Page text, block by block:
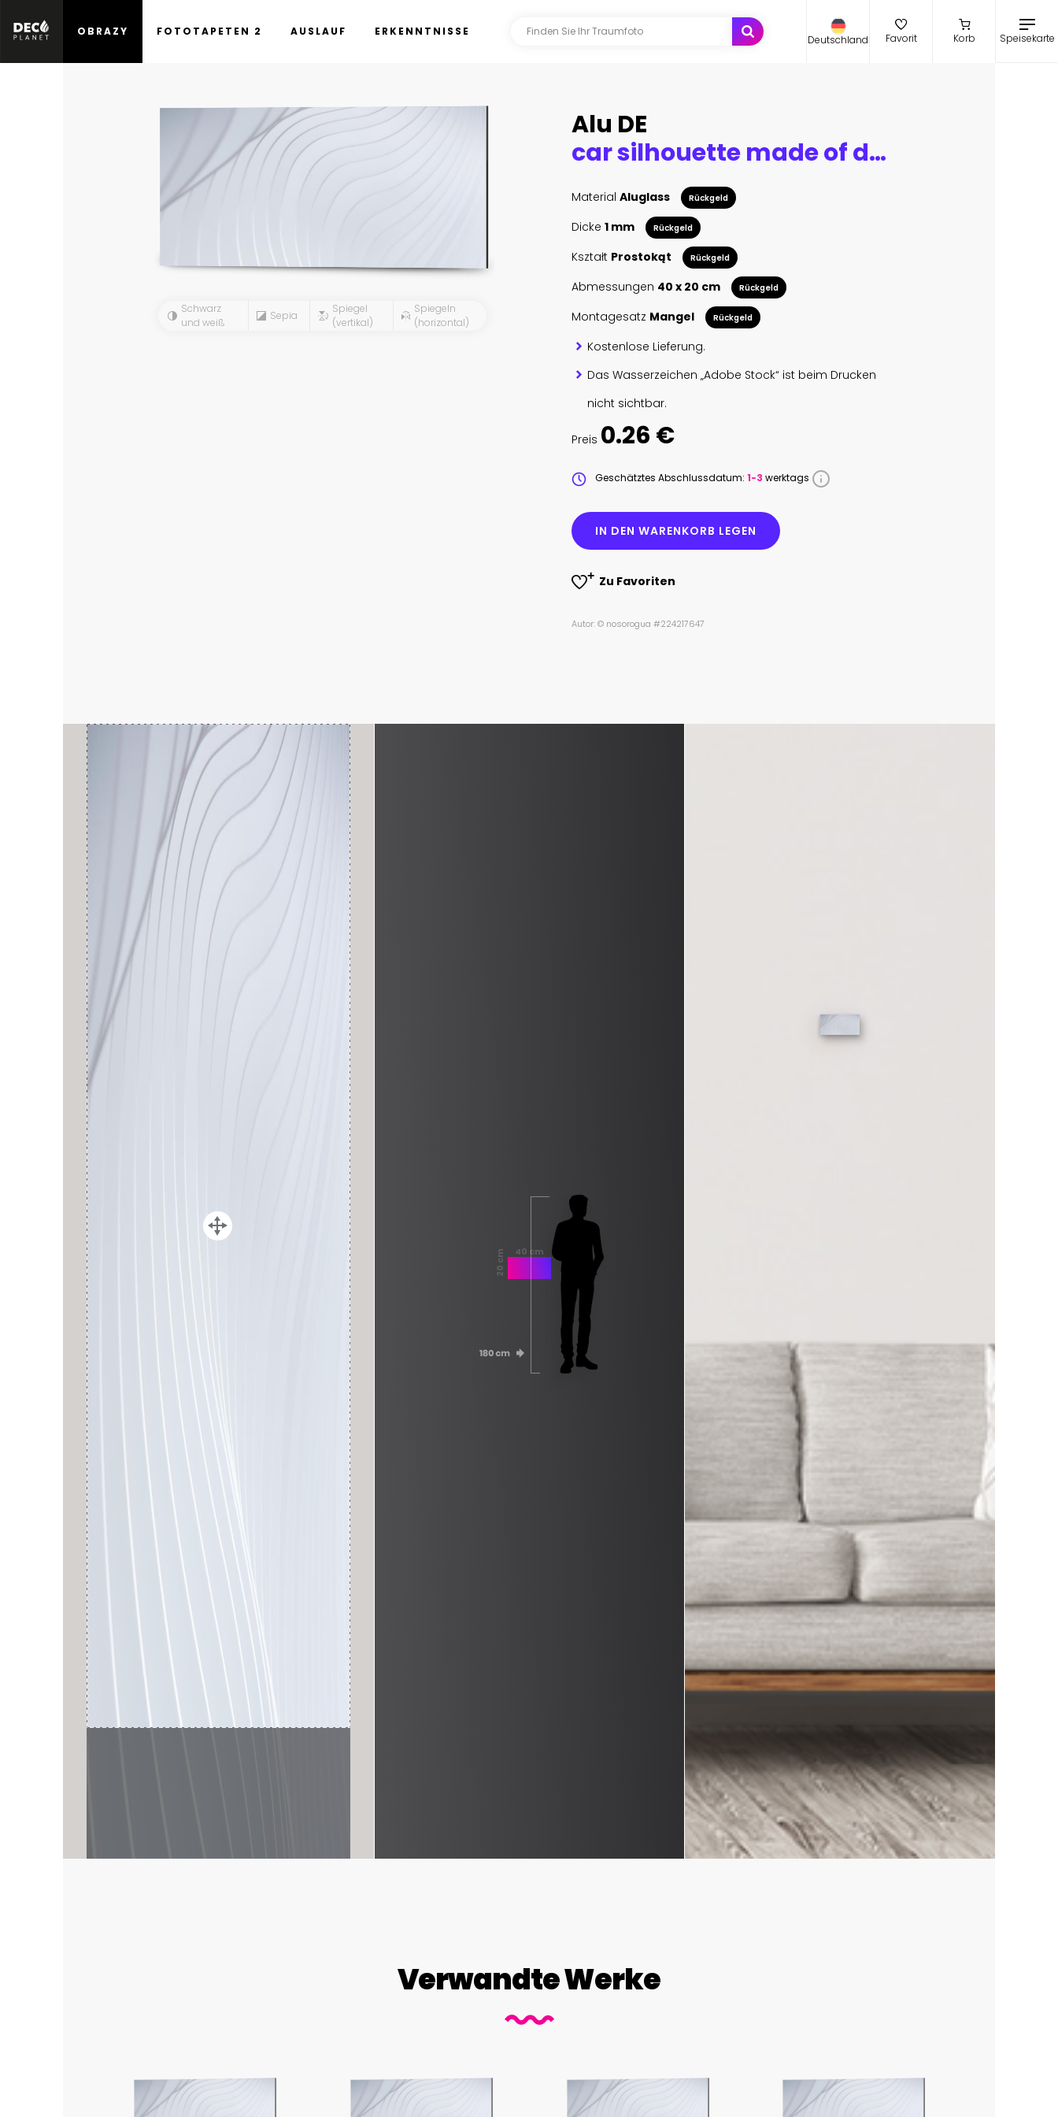
OBRAZY FOTOTAPETEN 2 AUSLAUF ERKENNTNISSE
Deutschland Favorit Korb Speisekarte
Schwarz
und weiß
Sepia
Spiegel
(vertikal)
Spiegeln
(horizontal)
Alu DE
car silhouette made of details 3d render on white
Material Aluglass Rückgeld
Dicke 1 mm Rückgeld
Kształt Prostokąt Rückgeld
Abmessungen 40 x 20 cm Rückgeld
Montagesatz Mangel Rückgeld
Kostenlose Lieferung.
Das Wasserzeichen „Adobe Stock“ ist beim Drucken
nicht sichtbar.
Preis 0.26 €
Geschätztes Abschlussdatum: 1-3 werktags
IN DEN WARENKORB LEGEN
Zu Favoriten
Autor: © nosorogua #224217647
40 cm
20 cm
Verwandte Werke